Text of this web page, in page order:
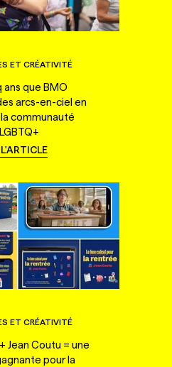
ET CRÉATIVITÉ
ans que BMO
arcs-en-ciel en
communauté
ET CRÉATIVITÉ
Jean Coutu = une
pour la